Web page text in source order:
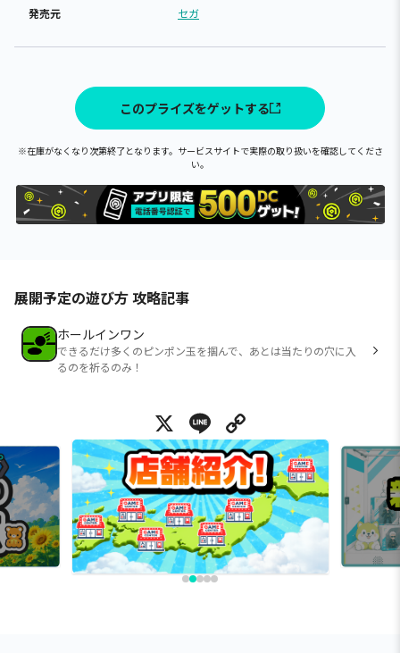
発売元 セガ
このプライズをゲットする
※在庫がなくなり次第終了となります。サービスサイトで実際の取り扱いを確認してくださ
い。
展開予定の遊び方 攻略記事
ホールインワン
できるだけ多くのピンポン玉を掴んで、あとは当たりの穴に入
るのを祈るのみ！
X Line